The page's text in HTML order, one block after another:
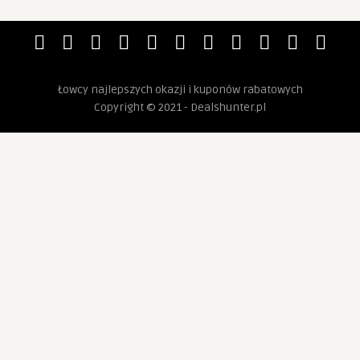
Łowcy najlepszych okazji i kuponów rabatowych
Copyright © 2021 - Dealshunter.pl